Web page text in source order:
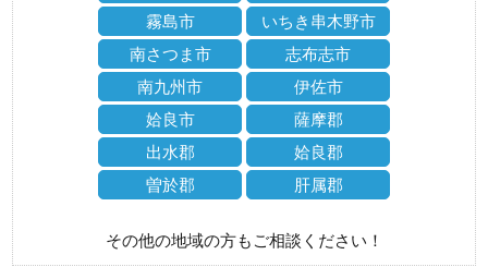
霧島市
いちき串木野市
南さつま市
志布志市
南九州市
伊佐市
姶良市
薩摩郡
出水郡
姶良郡
曽於郡
肝属郡
その他の地域の方もご相談ください！